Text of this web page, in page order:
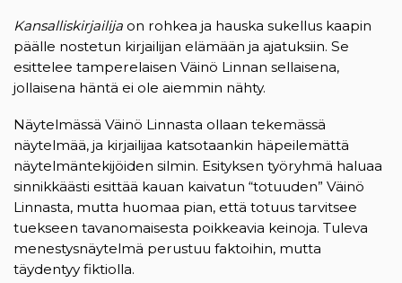
Kansalliskirjailija on rohkea ja hauska sukellus kaapin
päälle nostetun kirjailijan elämään ja ajatuksiin. Se
esittelee tamperelaisen Väinö Linnan sellaisena,
jollaisena häntä ei ole aiemmin nähty.
Näytelmässä Väinö Linnasta ollaan tekemässä
näytelmää, ja kirjailijaa katsotaankin häpeilemättä
näytelmäntekijöiden silmin. Esityksen työryhmä haluaa
sinnikkäästi esittää kauan kaivatun “totuuden” Väinö
Linnasta, mutta huomaa pian, että totuus tarvitsee
tuekseen tavanomaisesta poikkeavia keinoja. Tuleva
menestysnäytelmä perustuu faktoihin, mutta
täydentyy fiktiolla.